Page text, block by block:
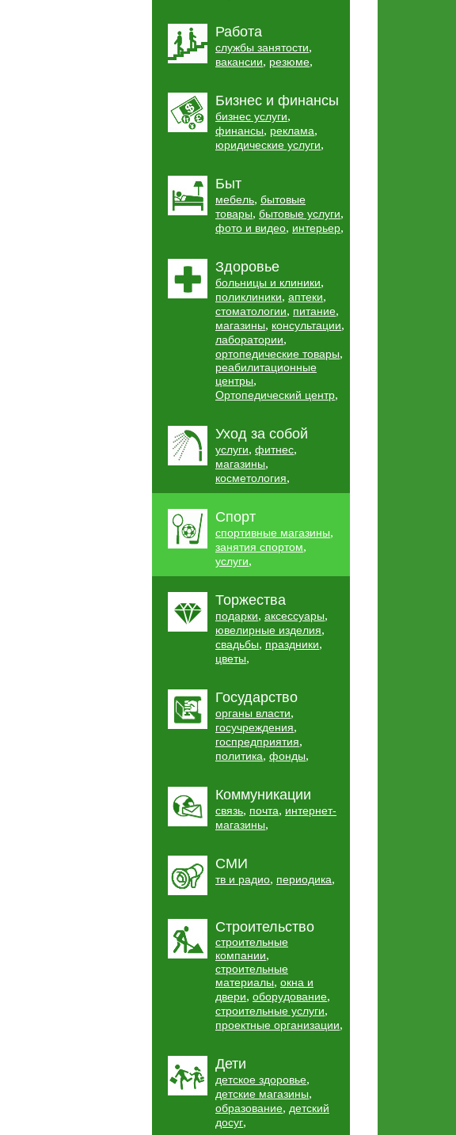
Работа
службы занятости,
вакансии, резюме,
Бизнес и финансы
бизнес услуги,
финансы, реклама,
юридические услуги,
Быт
мебель, бытовые
товары, бытовые услуги,
фото и видео, интерьер,
Здоровье
больницы и клиники,
поликлиники, аптеки,
стоматологии, питание,
магазины, консультации,
лаборатории,
ортопедические товары,
реабилитационные
центры,
Ортопедический центр,
Уход за собой
услуги, фитнес,
магазины,
косметология,
Спорт
спортивные магазины,
занятия спортом,
услуги,
Торжества
подарки, аксессуары,
ювелирные изделия,
свадьбы, праздники,
цветы,
Государство
органы власти,
госучреждения,
госпредприятия,
политика, фонды,
Коммуникации
связь, почта, интернет-
магазины,
СМИ
тв и радио, периодика,
Строительство
строительные
компании,
строительные
материалы, окна и
двери, оборудование,
строительные услуги,
проектные организации,
Дети
детское здоровье,
детские магазины,
образование, детский
досуг,